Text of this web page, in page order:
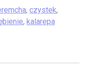
, czystek,
, kalarepa